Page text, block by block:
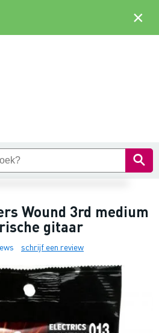
Wound 3rd medium
gitaar
schrijf een review
×